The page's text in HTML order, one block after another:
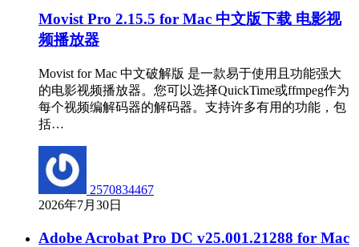
Movist Pro 2.15.5 for Mac 中文版下载 电影视
频播放器
Movist for Mac 中文破解版 是一款易于使用且功能强大
的电影视频播放器。您可以选择QuickTime或ffmpeg作为
每个视频编解码器的解码器。支持许多有用的功能，包
括…
2570834467
2026年7月30日
Adobe Acrobat Pro DC v25.001.21288 for Mac